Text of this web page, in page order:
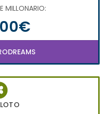
MILLONARIO: